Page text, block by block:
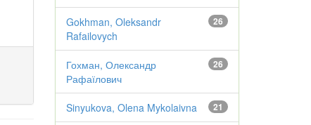
26
Gokhman, Oleksandr
Rafailovych
26
Гохман, Олександр
Рафаїлович
21
Sinyukova, Olena Mykolaivna